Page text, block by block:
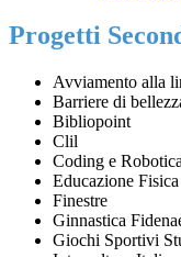
Progetti
Avviamento alla
Barriere di
Bibliopoint
Clil
Coding e Robotica
Educazione
Finestre
Ginnastica
Giochi Sportivi